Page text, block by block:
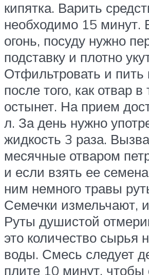
кипятка. Варить
необходимо 15 минут.
огонь, посуду нужно
подставку и плотно
Отфильтровать и
после того, как отвар
остынет. На прием
л. За день нужно
жидкость 3 раза.
месячные отваром
и если взять ее
ним немного травы
Семечки измельчают,
Руты душистой
это количество сырья
воды. Смесь следует
плите 10 минут, чтобы